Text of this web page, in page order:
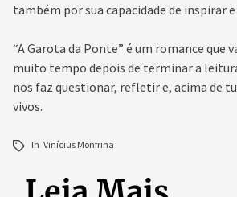
também por sua capacidade de inspirar
“A Garota da Ponte” é um romance que
muito tempo depois de terminar a
nos faz questionar, refletir e, acima de
vivos.
In Vinícius Monfrina